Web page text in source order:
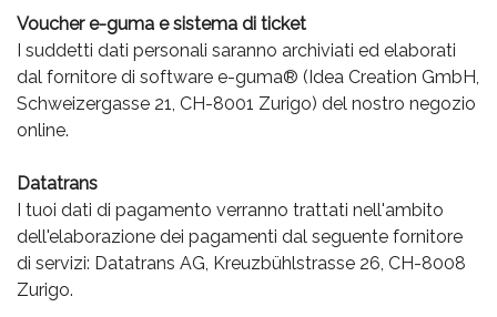
Voucher e-guma e sistema di ticket
I suddetti dati personali saranno archiviati ed elaborati
dal fornitore di software e-guma® (Idea Creation GmbH,
Schweizergasse 21, CH-8001 Zurigo) del nostro negozio
online.
Datatrans
I tuoi dati di pagamento verranno trattati nell'ambito
dell'elaborazione dei pagamenti dal seguente fornitore
di servizi: Datatrans AG, Kreuzbühlstrasse 26, CH-8008
Zurigo.